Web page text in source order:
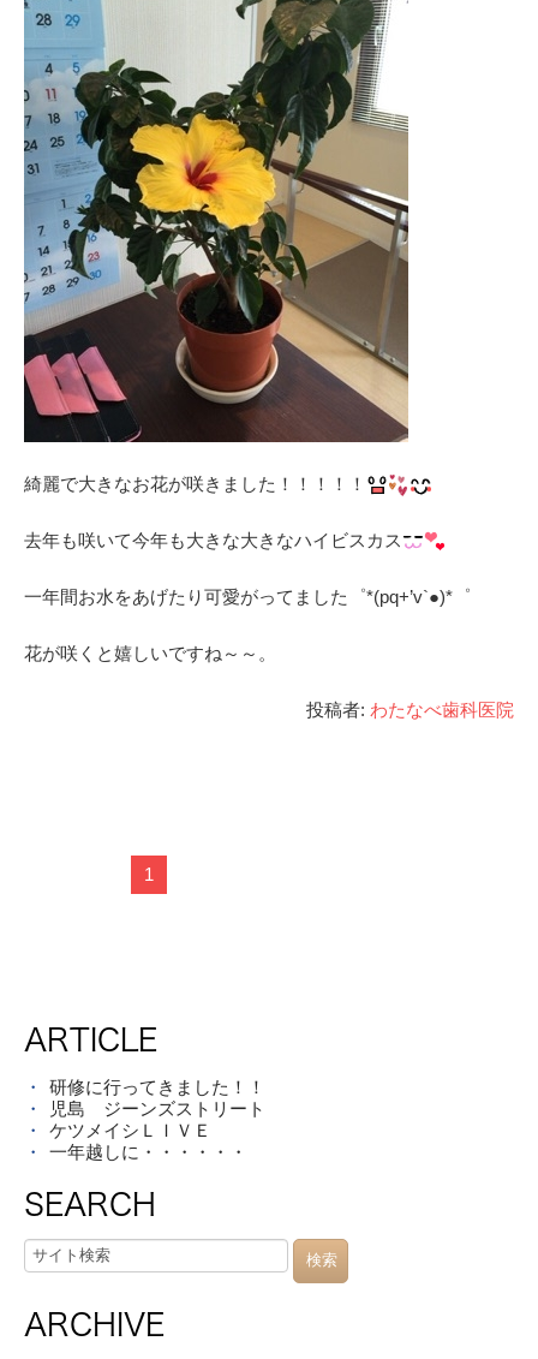
綺麗で大きなお花が咲きました！！！！！
去年も咲いて今年も大きな大きなハイビスカス
一年間お水をあげたり可愛がってました゜*(pq+’v`●)*゜
花が咲くと嬉しいですね～～。
投稿者: わたなべ歯科医院
1
ARTICLE
研修に行ってきました！！
児島 ジーンズストリート
ケツメイシＬＩＶＥ
一年越しに・・・・・・
SEARCH
ARCHIVE